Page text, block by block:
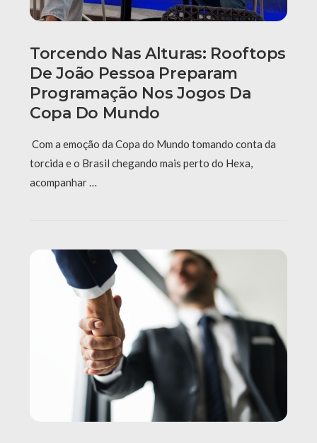
Torcendo Nas Alturas: Rooftops
De João Pessoa Preparam
Programação Nos Jogos Da
Copa Do Mundo
Com a emoção da Copa do Mundo tomando conta da
torcida e o Brasil chegando mais perto do Hexa,
acompanhar …